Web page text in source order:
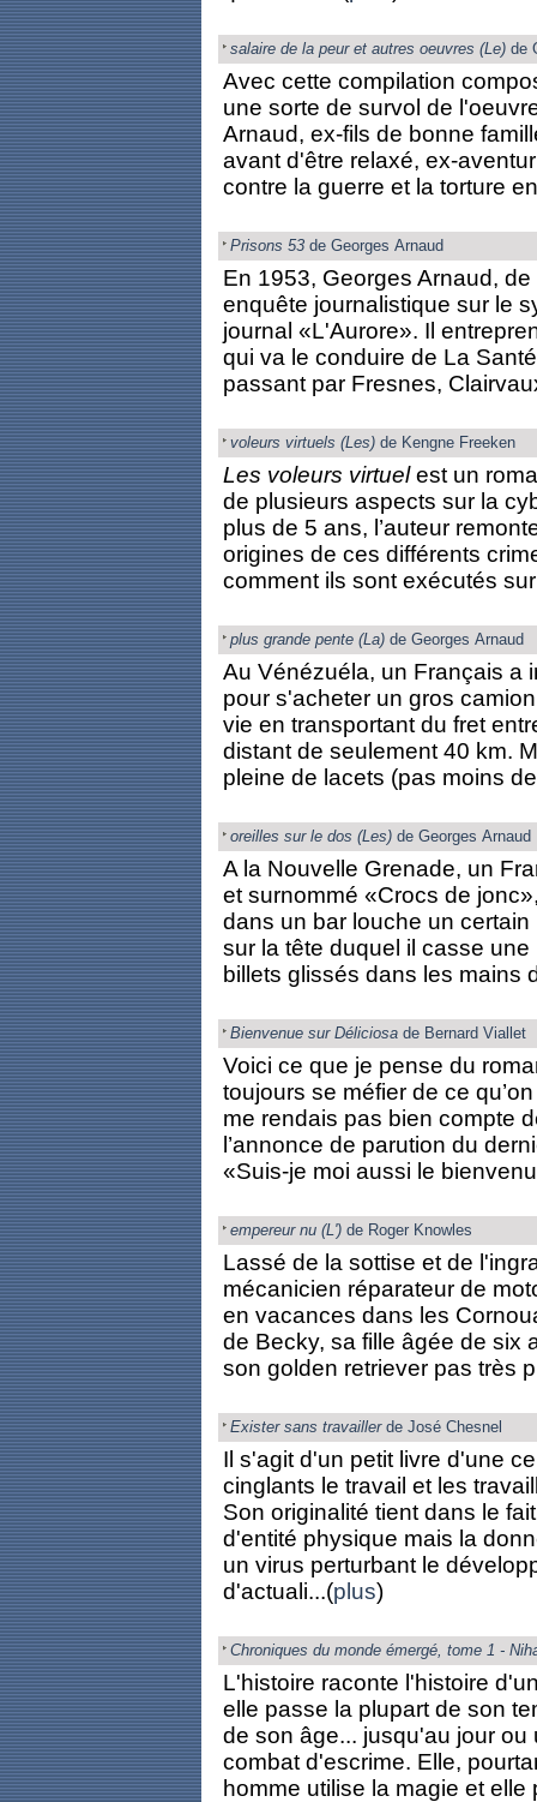
salaire de la peur et autres oeuvres (Le)de
Avec cette compilation
une sorte de survol de
Arnaud, ex-fils de bonne
avant d'être relaxé, ex-
contre la guerre et la torture
Prisons 53de Georges Arnaud
En 1953, Georges Arnaud,
enquête journalistique sur le
journal «L'Aurore». Il
qui va le conduire de La
passant par Fresnes,
voleurs virtuels (Les)de Kengne Freeken
Les voleurs virtuelest un
de plusieurs aspects sur la
plus de 5 ans, l’auteur
origines de ces différents
comment ils sont exécutés
plus grande pente (La)de Georges Arnaud
Au Vénézuéla, un Français a
pour s'acheter un gros
vie en transportant du fret
distant de seulement 40 km.
pleine de lacets (pas moins
oreilles sur le dos (Les)de Georges Arnaud
A la Nouvelle Grenade, un
et surnommé «Crocs de
dans un bar louche un
sur la tête duquel il casse
billets glissés dans les mains
Bienvenue sur Déliciosade Bernard Viallet
Voici ce que je pense du
toujours se méfier de ce
me rendais pas bien compte
l’annonce de parution du
«Suis-je moi aussi le
empereur nu (L')de Roger Knowles
Lassé de la sottise et de
mécanicien réparateur de
en vacances dans les
de Becky, sa fille âgée de six
son golden retriever pas très
Exister sans travaillerde José Chesnel
Il s'agit d'un petit livre d'une
cinglants le travail et les
Son originalité tient dans le
d'entité physique mais la
un virus perturbant le
d'actuali...(plus)
Chroniques du monde émergé, tome 1 -
L'histoire raconte l'histoire
elle passe la plupart de son
de son âge... jusqu'au jour
combat d'escrime. Elle,
homme utilise la magie et